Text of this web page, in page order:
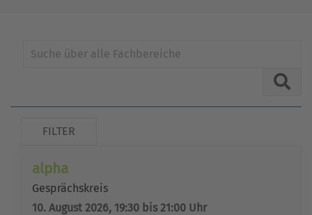
FILTER
alpha
Gesprächskreis
10. August 2026, 19:30 bis 21:00 Uhr